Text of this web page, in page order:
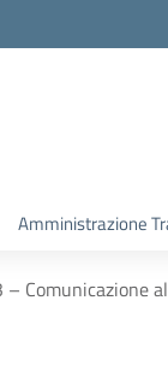
Amministrazione
Comunicazione